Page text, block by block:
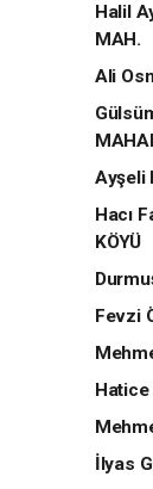
Halil
MAH.
Ali
Ayşeli
Hacı
KÖYÜ
Fevzi
Hatice
İlyas